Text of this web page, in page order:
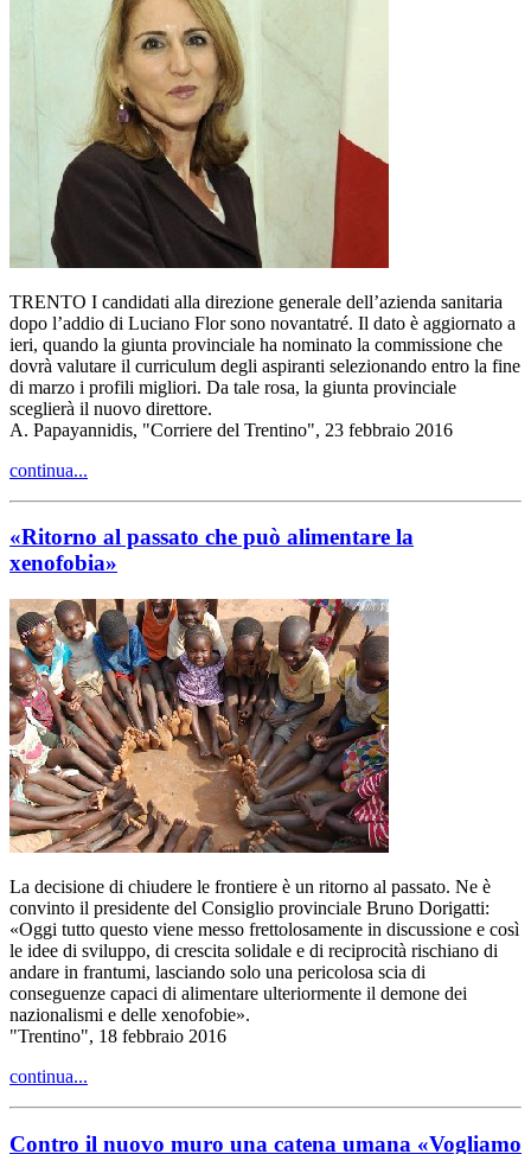
TRENTO I candidati alla direzione generale dell’azienda sanitaria
dopo l’addio di Luciano Flor sono novantatré. Il dato è aggiornato a
ieri, quando la giunta provinciale ha nominato la commissione che
dovrà valutare il curriculum degli aspiranti selezionando entro la fine
di marzo i profili migliori. Da tale rosa, la giunta provinciale
sceglierà il nuovo direttore.
A. Papayannidis, "Corriere del Trentino", 23 febbraio 2016
continua...
«Ritorno al passato che può alimentare la
xenofobia»
La decisione di chiudere le frontiere è un ritorno al passato. Ne è
convinto il presidente del Consiglio provinciale Bruno Dorigatti:
«Oggi tutto questo viene messo frettolosamente in discussione e così
le idee di sviluppo, di crescita solidale e di reciprocità rischiano di
andare in frantumi, lasciando solo una pericolosa scia di
conseguenze capaci di alimentare ulteriormente il demone dei
nazionalismi e delle xenofobie».
"Trentino", 18 febbraio 2016
continua...
Contro il nuovo muro una catena umana «Vogliamo